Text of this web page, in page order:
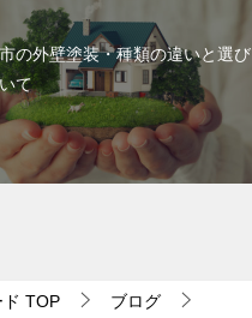
の外壁塗装・種類の違いと選び
て
TOP
ブログ